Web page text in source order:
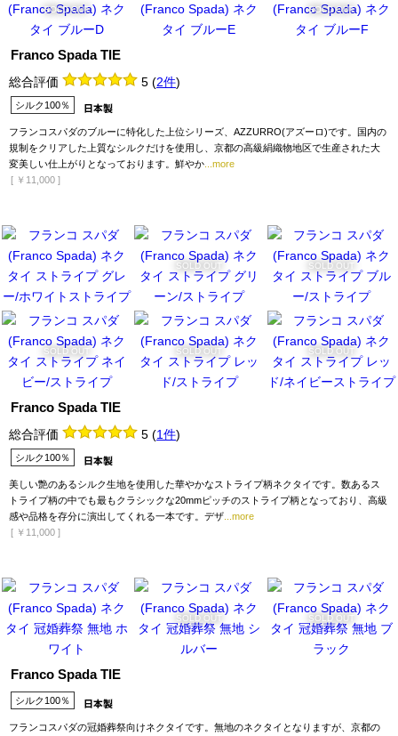
SOLD OUT SOLD OUT
Franco Spada TIE
総合評価 5 (2件)
シルク100％
フランコスパダのブルーに特化した上位シリーズ、AZZURRO(アズーロ)です。国内の
規制をクリアした上質なシルクだけを使用し、京都の高級絹織物地区で生産された大
変美しい仕上がりとなっております。鮮やか ...more
[ ￥11,000 ]
SOLD OUT SOLD OUT
SOLD OUT SOLD OUT SOLD OUT
Franco Spada TIE
総合評価 5 (1件)
シルク100％
美しい艶のあるシルク生地を使用した華やかなストライプ柄ネクタイです。数あるス
トライプ柄の中でも最もクラシックな20mmピッチのストライプ柄となっており、高級
感や品格を存分に演出してくれる一本です。デザ ...more
[ ￥11,000 ]
SOLD OUT SOLD OUT
Franco Spada TIE
シルク100％
フランコスパダの冠婚葬祭向けネクタイです。無地のネクタイとなりますが、京都の